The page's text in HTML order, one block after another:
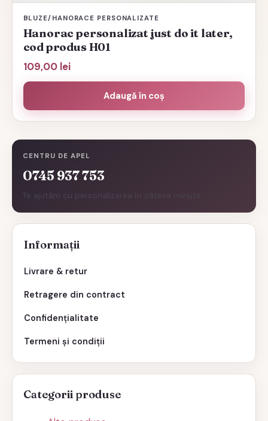
CENTRU DE APEL
0745 937 753
Te ajutăm cu personalizarea în câteva minute.
Informații
Livrare & retur
Retragere din contract
Confidențialitate
Termeni și condiții
Categorii produse
BLUZE/HANORACE PERSONALIZATE
Hanorac personalizat just do it later,
cod produs H01
109,00 lei
Adaugă în coș